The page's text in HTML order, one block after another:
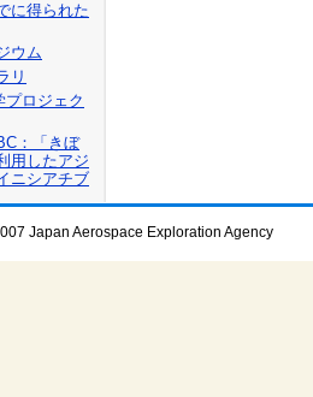
に得られた
ウム
リ
プロジェク
：「きぼ
用したアジ
ニシアチブ
Japan Aerospace Exploration Agency